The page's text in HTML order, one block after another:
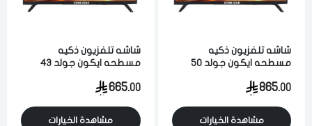
شاشه تلفزيون ذكيه
مسطحه ايكون جولد 50
865.00
مشاهدة الخيارات
شاشه تلفزيون ذكيه
مسطحه ايكون جولد 43
665.00
مشاهدة الخيارات